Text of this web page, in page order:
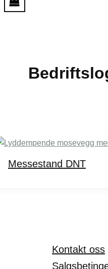
Messestand DNT
Kontakt oss